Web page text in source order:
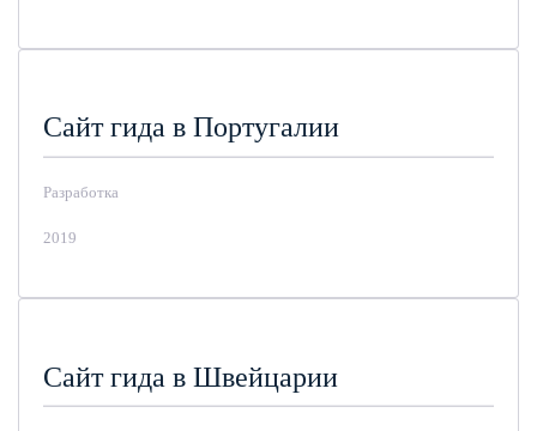
Сайт гида в Португалии
Разработка
2019
Сайт гида в Швейцарии